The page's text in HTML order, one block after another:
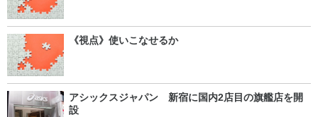
《視点》使いこなせるか
アシックスジャパン 新宿に国内2店目の旗艦店を開
設